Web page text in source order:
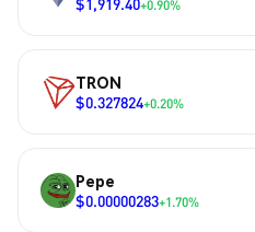
+0.90%
TRON
$0.327824+0.20%
Pepe
$0.00000283+1.70%